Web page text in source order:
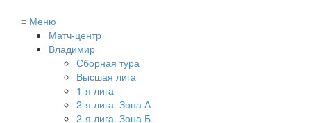
≡ Меню
Матч-центр
Владимир
Сборная тура
Высшая лига
1-я лига
2-я лига. Зона А
2-я лига. Зона Б